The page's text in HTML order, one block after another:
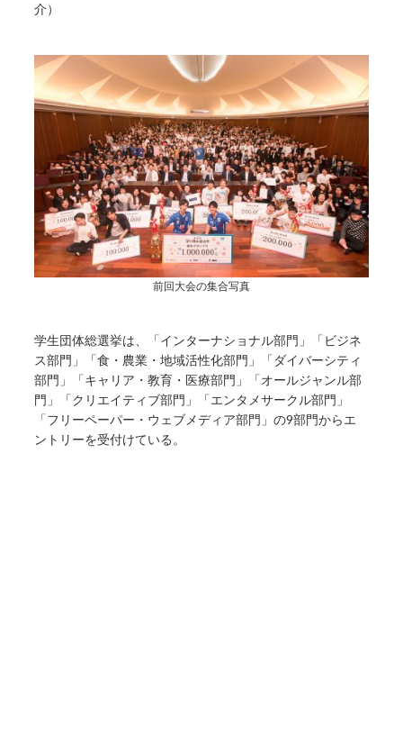
介）
前回大会の集合写真
学生団体総選挙は、「インターナショナル部門」「ビジネ
ス部門」「食・農業・地域活性化部門」「ダイバーシティ
部門」「キャリア・教育・医療部門」「オールジャンル部
門」「クリエイティブ部門」「エンタメサークル部門」
「フリーペーパー・ウェブメディア部門」の9部門からエ
ントリーを受付けている。